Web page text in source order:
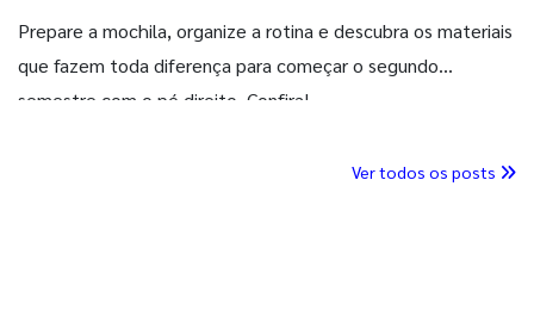
Prepare a mochila, organize a rotina e descubra os materiais
que fazem toda diferença para começar o segundo
semestre com o pé direito. Confira!
Ver todos os posts